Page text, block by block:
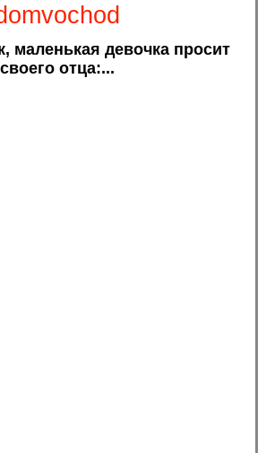
маленькая девочка просит
своего отца:...